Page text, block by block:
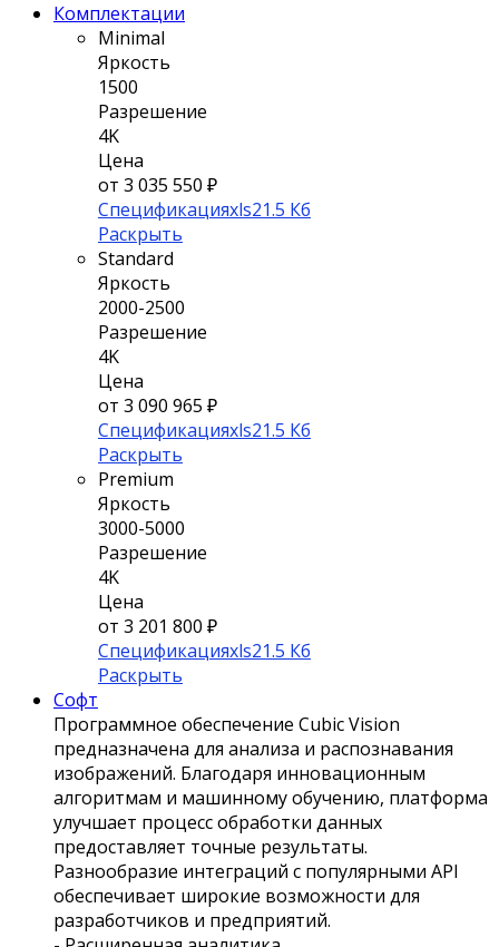
Комплектации
Minimal
Яркость
1500
Разрешение
4K
Цена
от 3 035 550 ₽
Спецификацияxls21.5 Кб
Раскрыть
Standard
Яркость
2000-2500
Разрешение
4K
Цена
от 3 090 965 ₽
Спецификацияxls21.5 Кб
Раскрыть
Premium
Яркость
3000-5000
Разрешение
4K
Цена
от 3 201 800 ₽
Спецификацияxls21.5 Кб
Раскрыть
Софт
Программное обеспечение Сubic Vision
предназначена для анализа и распознавания
изображений. Благодаря инновационным
алгоритмам и машинному обучению, платформа
улучшает процесс обработки данных
предоставляет точные результаты.
Разнообразие интеграций с популярными API
обеспечивает широкие возможности для
разработчиков и предприятий.